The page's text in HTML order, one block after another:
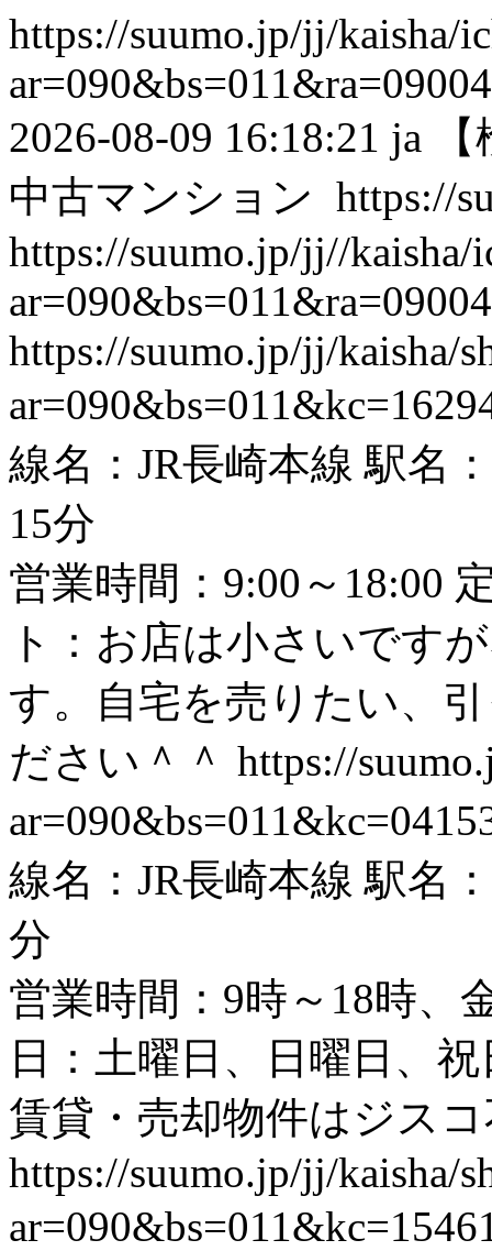
https://suumo.jp/jj/kaisha/
2026-08-09 16:18:21 ja
中古マンション https://
https://suumo.jp/jj//kaisha/
https://suumo.jp/jj/kaisha/
線名：JR長崎本線 駅名
15分
営業時間：9:00～18:00
ト：お店は小さいです
す。自宅を売りたい、
ださい＾＾ https://
線名：JR長崎本線 駅名
分
営業時間：9時～18時、
日：土曜日、日曜日、
賃貸・売却物件はジス
https://suumo.jp/jj/kaisha/